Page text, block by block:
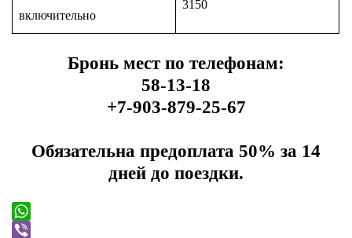
включительно
3150
Бронь мест по телефонам:
58-13-18
+7-903-879-25-67
Обязательна предоплата 50% за 14
дней до поездки.
WhatsApp